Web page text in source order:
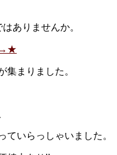
ありませんか。
→★
集まりました。
ていらっしゃいました。